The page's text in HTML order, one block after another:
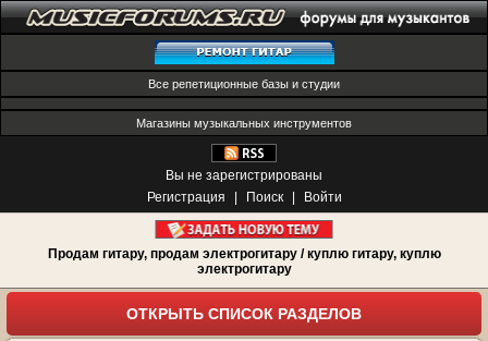
Все репетиционные базы и студии
Магазины музыкальных инструментов
Вы не зарегистрированы
Регистрация
Поиск Войти
Продам гитару, продам электрогитару / куплю гитару, куплю
электрогитару
ОТКРЫТЬ СПИСОК РАЗДЕЛОВ